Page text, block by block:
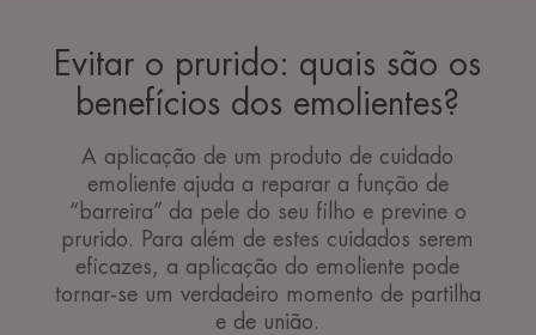
Evitar o prurido: quais são os
benefícios dos emolientes?
A aplicação de um produto de cuidado
emoliente ajuda a reparar a função de
“barreira” da pele do seu filho e previne o
prurido. Para além de estes cuidados serem
eficazes, a aplicação do emoliente pode
tornar-se um verdadeiro momento de partilha
e de união.